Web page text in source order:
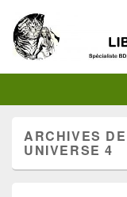
ARCHIVES
UNIVERSE 4